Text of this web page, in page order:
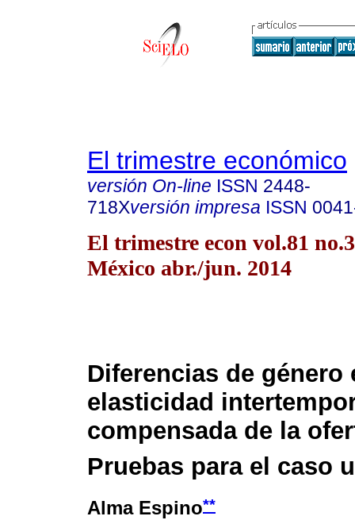
El trimestre económico
versión On-line ISSN 2448-
718Xversión impresa ISSN
El trimestre econ vol.81
México abr./jun. 2014
Diferencias de género
elasticidad
compensada de la
Pruebas para el caso
Alma Espino**